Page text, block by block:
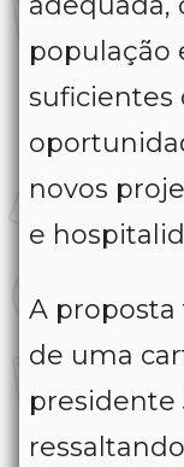
população
suficientes
novos
e
A
de uma
presidente